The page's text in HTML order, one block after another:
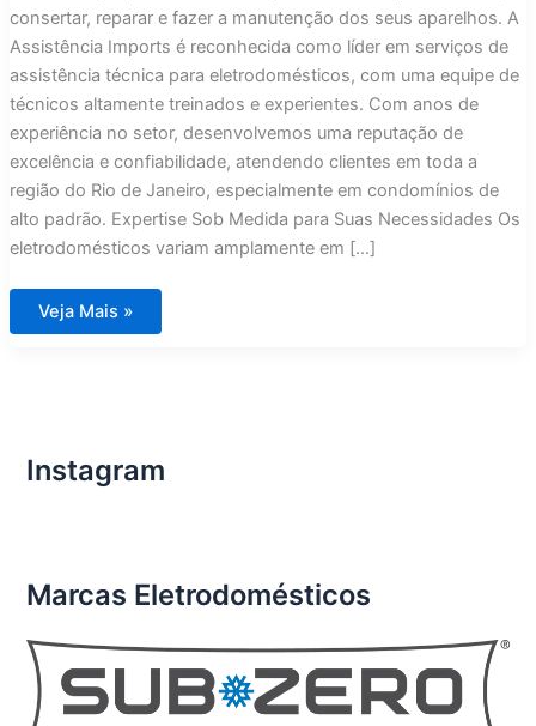
consertar, reparar e fazer a manutenção dos seus aparelhos. A
Assistência Imports é reconhecida como líder em serviços de
assistência técnica para eletrodomésticos, com uma equipe de
técnicos altamente treinados e experientes. Com anos de
experiência no setor, desenvolvemos uma reputação de
excelência e confiabilidade, atendendo clientes em toda a
região do Rio de Janeiro, especialmente em condomínios de
alto padrão. Expertise Sob Medida para Suas Necessidades Os
eletrodomésticos variam amplamente em […]
Técnico
Especializado
Imports
Rio
Veja Mais »
Instagram
Marcas Eletrodomésticos